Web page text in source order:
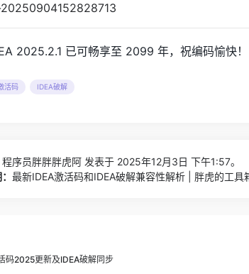
2025.2.1 已可畅享至 2099 年，祝编码愉快！
活码 IDEA破解
程序员胖胖胖虎阿 发表于 2025年12月3日 下午1:57。
最新IDEA激活码和IDEA破解兼容性解析 | 胖虎的工具
码2025更新及IDEA破解同步